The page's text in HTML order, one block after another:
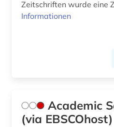
Zeitschriften wurde eine
Informationen
Academic
(via EBSCOhost)